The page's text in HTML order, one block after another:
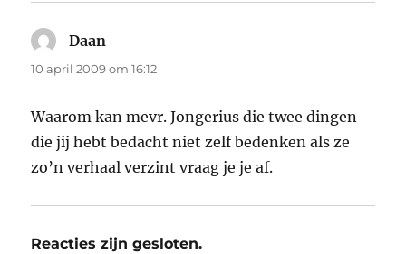
Daan
10 april 2009 om 16:12
Waarom kan mevr. Jongerius die twee dingen
die jij hebt bedacht niet zelf bedenken als ze
zo’n verhaal verzint vraag je je af.
Reacties zijn gesloten.